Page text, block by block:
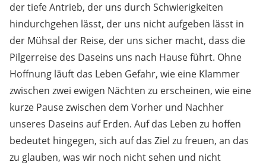
der tiefe Antrieb, der uns durch Schwierigkeiten
hindurchgehen lässt, der uns nicht aufgeben lässt in
der Mühsal der Reise, der uns sicher macht, dass die
Pilgerreise des Daseins uns nach Hause führt. Ohne
Hoffnung läuft das Leben Gefahr, wie eine Klammer
zwischen zwei ewigen Nächten zu erscheinen, wie eine
kurze Pause zwischen dem Vorher und Nachher
unseres Daseins auf Erden. Auf das Leben zu hoffen
bedeutet hingegen, sich auf das Ziel zu freuen, an das
zu glauben, was wir noch nicht sehen und nicht